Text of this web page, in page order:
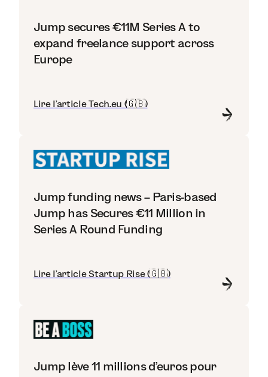
Jump secures €11M Series A to
expand freelance support across
Europe
Lire l'article Tech.eu (🇬🇧)
Jump funding news – Paris-based
Jump has Secures €11 Million in
Series A Round Funding
Lire l'article Startup Rise (🇬🇧)
Jump lève 11 millions d'euros pour